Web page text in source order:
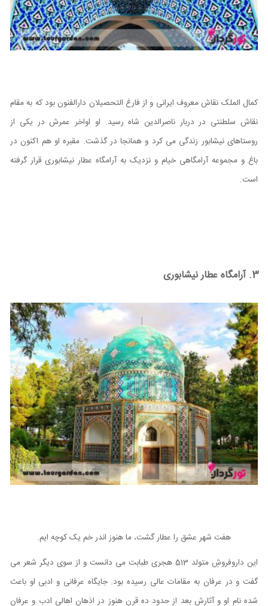
کمال الملک نقاش معروف ایرانی و از فارغ التحصیلان دارالفنون بود که به مقام
نقاش سلطنتی در دربار ناصرالدین شاه رسید. او اواخر عمرش در یکی از
روستاهای نیشابور زندگی می کرد و همانجا در گذشت. مقبره او هم اکنون در
باغ و مجموعه آرامگاهی خیام و نزدیک به آرامگاه عطار نیشابوری قرار گرفته
است.
3. آرامگاه عطار نیشابوری
هفت شهر عشق را عطار گشت، ما هنوز اندر خم یک کوچه ایم.
این داروفروشِ متولد 513 هجری طبابت می دانست و از سوی دیگر شعر می
گفت و در عرفان به مقامات عالی رسیده بود. جایگاه عرفانی و ادبی او باعث
شده نام او و آثارش بعد از حدود ده قرن هنوز در اذهان اهالی ادب و عرفان